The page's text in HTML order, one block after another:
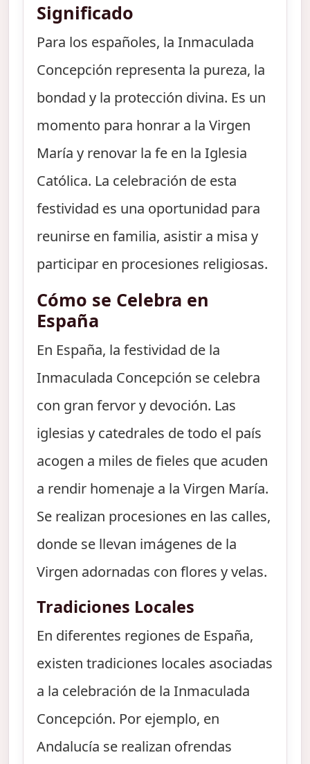
Significado
Para los españoles, la Inmaculada
Concepción representa la pureza, la
bondad y la protección divina. Es un
momento para honrar a la Virgen
María y renovar la fe en la Iglesia
Católica. La celebración de esta
festividad es una oportunidad para
reunirse en familia, asistir a misa y
participar en procesiones religiosas.
Cómo se Celebra en
España
En España, la festividad de la
Inmaculada Concepción se celebra
con gran fervor y devoción. Las
iglesias y catedrales de todo el país
acogen a miles de fieles que acuden
a rendir homenaje a la Virgen María.
Se realizan procesiones en las calles,
donde se llevan imágenes de la
Virgen adornadas con flores y velas.
Tradiciones Locales
En diferentes regiones de España,
existen tradiciones locales asociadas
a la celebración de la Inmaculada
Concepción. Por ejemplo, en
Andalucía se realizan ofrendas